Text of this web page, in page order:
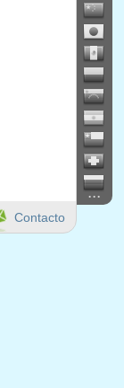
...
Contacto